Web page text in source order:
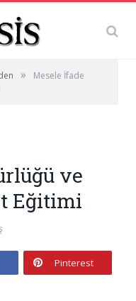
»
Mesele İfade
ve
Eğitimi
Pinterest